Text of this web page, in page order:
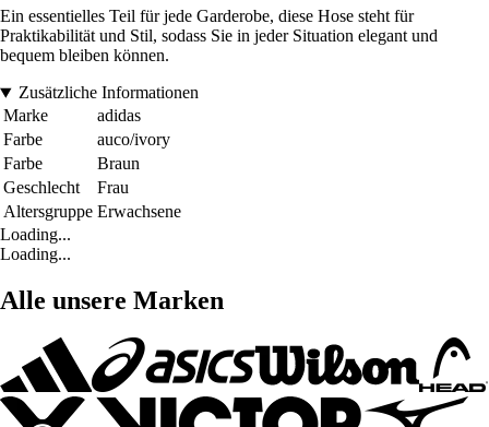
Ein essentielles Teil für jede Garderobe, diese Hose steht für
Praktikabilität und Stil, sodass Sie in jeder Situation elegant und
bequem bleiben können.
Zusätzliche Informationen
Marke
adidas
Farbe
auco/ivory
Farbe
Braun
Geschlecht
Frau
Altersgruppe Erwachsene
Loading...
Loading...
Alle unsere Marken